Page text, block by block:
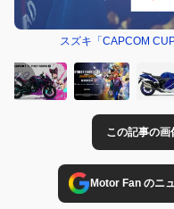
スズキ「CAPCOM
この記事の画
Motor Fan のニ